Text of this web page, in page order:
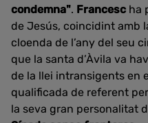
condemna". Francesc ha
de Jesús, coincidint amb
cloenda de l’any del seu
que la santa d’Àvila va
de la llei intransigents en
qualificada de referent
la seva gran personalitat